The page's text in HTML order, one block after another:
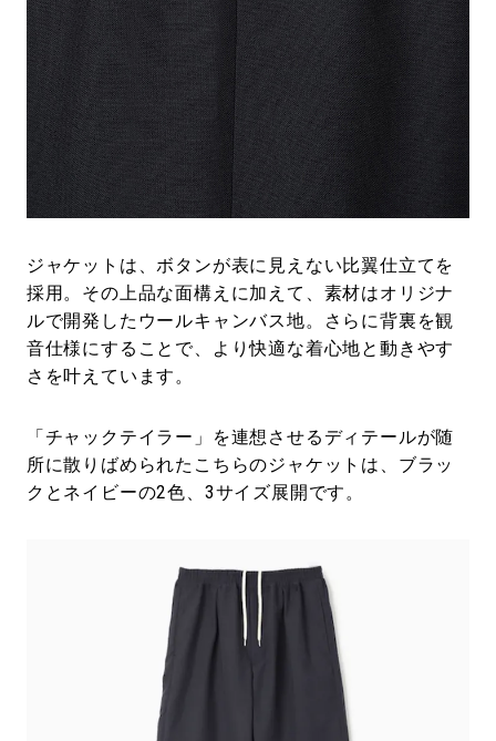
ジャケットは、ボタンが表に見えない比翼仕立てを
採用。その上品な面構えに加えて、素材はオリジナ
ルで開発したウールキャンバス地。さらに背裏を観
音仕様にすることで、より快適な着心地と動きやす
さを叶えています。
「チャックテイラー」を連想させるディテールが随
所に散りばめられたこちらのジャケットは、ブラッ
クとネイビーの2色、3サイズ展開です。